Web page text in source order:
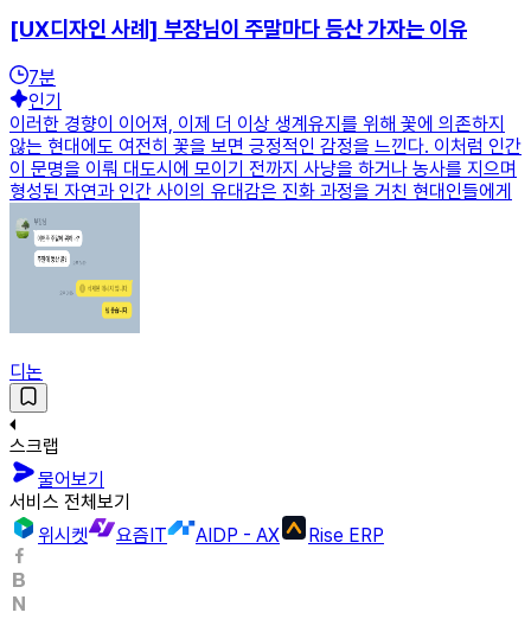
[UX디자인 사례] 부장님이 주말마다 등산 가자는 이유
7분
인기
이러한 경향이 이어져, 이제 더 이상 생계유지를 위해 꽃에 의존하지
않는 현대에도 여전히 꽃을 보면 긍정적인 감정을 느낀다. 이처럼 인간
이 문명을 이뤄 대도시에 모이기 전까지 사냥을 하거나 농사를 지으며
형성된 자연과 인간 사이의 유대감은 진화 과정을 거친 현대인들에게
디논
스크랩
물어보기
서비스 전체보기
위시켓
요즘IT AIDP - AX Rise ERP